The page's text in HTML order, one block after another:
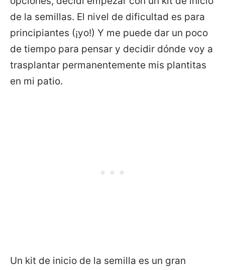
de la semillas. El nivel de dificultad es para
principiantes (¡yo!) Y me puede dar un poco
de tiempo para pensar y decidir dónde voy a
trasplantar permanentemente mis plantitas
en mi patio.
Un kit de inicio de la semilla es un gran